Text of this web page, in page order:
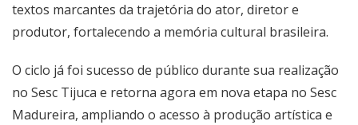
textos marcantes da trajetória do ator, diretor e
produtor, fortalecendo a memória cultural brasileira.
O ciclo já foi sucesso de público durante sua realização
no Sesc Tijuca e retorna agora em nova etapa no Sesc
Madureira, ampliando o acesso à produção artística e